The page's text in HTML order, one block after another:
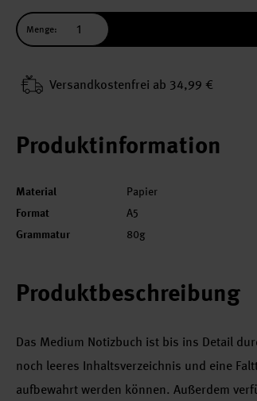
Menge:
Versand­kosten­frei ab 34,99 €
Produktinformation
Material Papier
Format A5
Grammatur 80g
Produktbeschreibung
Das Medium Notizbuch ist bis ins Detail
noch leeres Inhaltsverzeichnis und eine
aufbewahrt werden können. Außerdem